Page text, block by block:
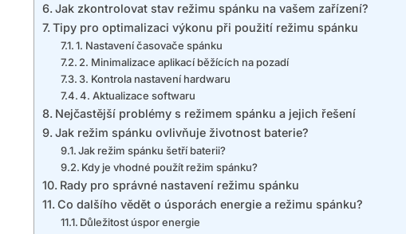
Jak zkontrolovat stav režimu spánku na vašem zařízení?
Tipy pro optimalizaci výkonu při použití režimu spánku
1. Nastavení časovače spánku
2. Minimalizace aplikací běžících na pozadí
3. Kontrola nastavení hardwaru
4. Aktualizace softwaru
Nejčastější problémy s režimem spánku a jejich řešení
Jak režim spánku ovlivňuje životnost baterie?
Jak režim spánku šetří baterii?
Kdy je vhodné použít režim spánku?
Rady pro správné nastavení režimu spánku
Co dalšího vědět o úsporách energie a režimu spánku?
Důležitost úspor energie